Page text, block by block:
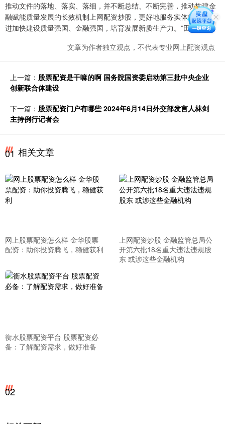
推动文件的落地、落实、落细，并不断总结、不断完善，推动构建金
融赋能质量发展的长效机制上网配资炒股，更好地服务实体经济，推
进加快建设质量强国、金融强国，培育发展新质生产力。”田世宏说。
文章为作者独立观点，不代表专业网上配资观点
上一篇： 股票配资是干嘛的啊 国务院国资委启动第三批中央企业
创新联合体建设
下一篇： 股票配资门户有哪些 2024年6月14日外交部发言人林剑
主持例行记者会
01 相关文章
网上股票配资怎么样 金华股票
配资：助你投资腾飞，稳健获利
上网配资炒股 金融监管总局公
开第六批18名重大违法违规股
东 或涉这些金融机构
衡水股票配资平台 股票配资必
备：了解配资需求，做好准备
02